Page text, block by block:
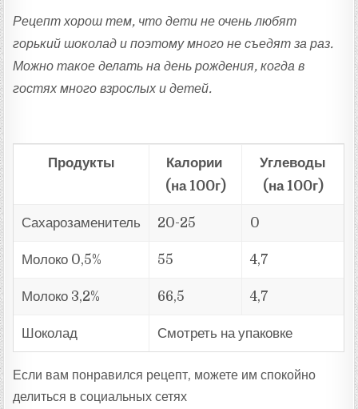
Рецепт хорош тем, что дети не очень любят
горький шоколад и поэтому много не съедят за раз.
Можно такое делать на день рождения, когда в
гостях много взрослых и детей.
Продукты
Калории
(на 100г)
Углеводы
(на 100г)
Сахарозаменитель 20-25 0
Молоко 0,5% 55 4,7
Молоко 3,2% 66,5 4,7
Шоколад Смотреть на упаковке
Если вам понравился рецепт, можете им спокойно
делиться в социальных сетях